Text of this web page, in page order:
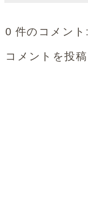
0 件のコメント:
コメントを投稿